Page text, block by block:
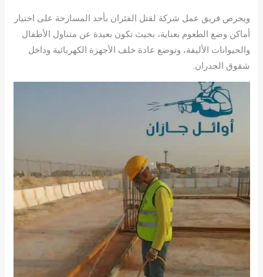
ويحرص فريق عمل شركة لقتل الفئران بأحد المسارحة على اختيار
أماكن وضع الطعوم بعناية، بحيث تكون بعيدة عن متناول الأطفال
والحيوانات الأليفة، وتوضع عادة خلف الأجهزة الكهربائية وداخل
شقوق الجدران.